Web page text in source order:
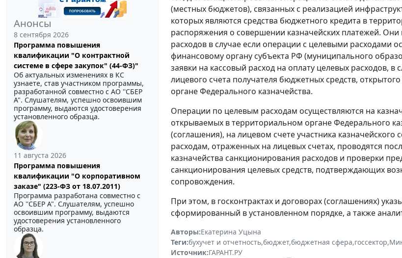
Анонсы
8 сентября 2026
Программа повышения
квалификации "О контрактной
системе в сфере закупок" (44-ФЗ)"
Об актуальных изменениях в КС
узнаете, став участником программы,
разработанной совместно с АО ''СБЕР
А". Слушателям, успешно освоившим
программу, выдаются удостоверения
установленного образца.
11 августа 2026
Программа повышения
квалификации "О корпоративном
заказе" (223-ФЗ от 18.07.2011)
Программа разработана совместно с
АО ''СБЕР А". Слушателям, успешно
освоившим программу, выдаются
удостоверения установленного
образца.
(местных бюджетов), связанных с реализацией
которых являются средства бюджетного кредита в
распоряжения о совершении казначейских платежей.
расходов в случае если операции с целевыми расходами
финансовому органу субъекта РФ (муниципального
заявки на кассовый расход на оплату целевых расходов,
лицевого счета получателя бюджетных средств,
органе Федерального казначейства.
Операции по целевым расходам осуществляются на
открываемых в территориальном органе Федерального
(соглашения), на лицевом счете участника
расходам, отраженных на лицевых счетах, проводятся
казначейства санкционирования расходов и проверки
санкционирования целевых средств, подтверждающих
сопровождения.
При этом, в госконтрактах и договорах (соглашениях)
сформированный в установленном порядке, а также
Авторы:Екатерина Уцына
Теги:бухучет и отчетность,бюджет,бюджетная сфера,госсектор,
Источник:ГАРАНТ.РУ